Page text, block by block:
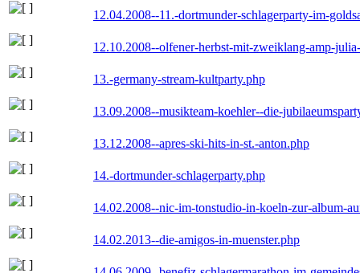
12.04.2008--11.-dortmunder-schlagerparty-im-
12.10.2008--olfener-herbst-mit-zweiklang-amp-
13.-germany-stream-kultparty.php
13.09.2008--musikteam-koehler--die-
13.12.2008--apres-ski-hits-in-st.-anton.php
14.-dortmunder-schlagerparty.php
14.02.2008--nic-im-tonstudio-in-koeln-zur-album-
14.02.2013--die-amigos-in-muenster.php